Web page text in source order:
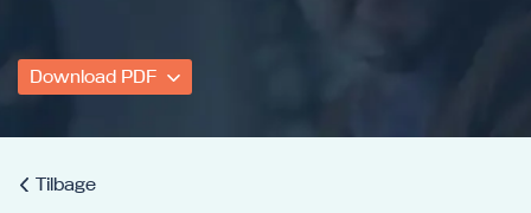
Download PDF
Tilbage